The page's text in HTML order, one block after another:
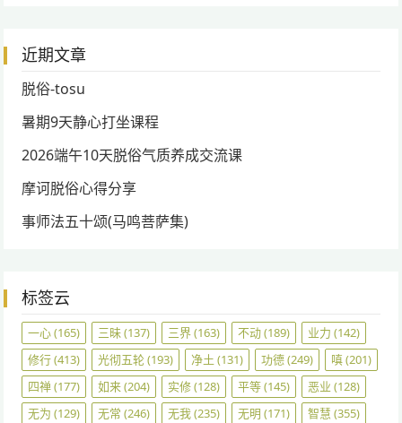
近期文章
脱俗-tosu
暑期9天静心打坐课程
2026端午10天脱俗气质养成交流课
摩诃脱俗心得分享
事师法五十颂(马鸣菩萨集)
标签云
一心(165) 三昧(137) 三界(163) 不动(189) 业力 (142)
修行(413) 光彻五轮(193) 净土 (131) 功德(249) 嗔(201)
四禅(177) 如来(204) 实修(128) 平等(145) 恶业 (128)
无为 (129) 无常 (246) 无我(235) 无明 (171) 智慧 (355)